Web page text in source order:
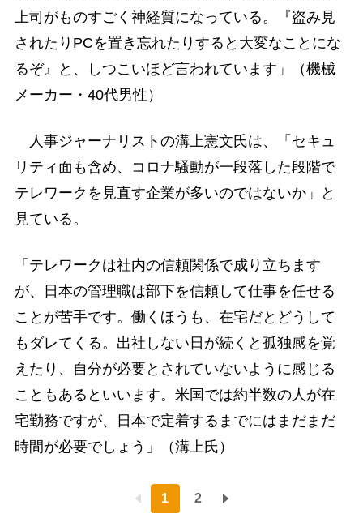
上司がものすごく神経質になっている。『盗み見
されたりPCを置き忘れたりすると大変なことにな
るぞ』と、しつこいほど言われています」（機械
メーカー・40代男性）
人事ジャーナリストの溝上憲文氏は、「セキュ
リティ面も含め、コロナ騒動が一段落した段階で
テレワークを見直す企業が多いのではないか」と
見ている。
「テレワークは社内の信頼関係で成り立ちます
が、日本の管理職は部下を信頼して仕事を任せる
ことが苦手です。働くほうも、在宅だとどうして
もダレてくる。出社しない日が続くと孤独感を覚
えたり、自分が必要とされていないように感じる
こともあるといいます。米国では約半数の人が在
宅勤務ですが、日本で定着するまでにはまだまだ
時間が必要でしょう」（溝上氏）
1 2